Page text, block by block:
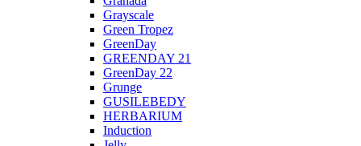
Grayscale
Green Tropez
GreenDay
GREENDAY 21
GreenDay 22
Grunge
GUSILEBEDY
HERBARIUM
Induction